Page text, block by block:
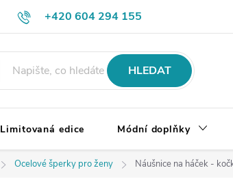
+420 604 294 155
vrácení a reklamace zboží
HLEDAT
Limitovaná edice Módní doplňky
Ocelové šperky pro ženy Náušnice na háček -